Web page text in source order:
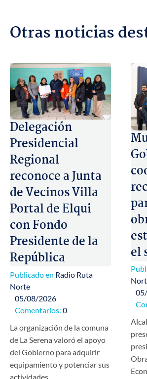
Otras noticias
Delegación
Presidencial
Regional
reconoce a Junta
de Vecinos Villa
Portal de Elqui
con Fondo
Presidente de la
República
Publicado en Radio Ruta
Norte
05/08/2026
Comentarios: 0
La organización de la comuna
de La Serena valoró el apoyo
del Gobierno para adquirir
equipamiento y potenciar sus
actividades…
el